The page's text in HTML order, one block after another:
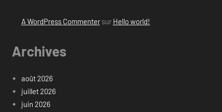
A WordPress Commentersur Hello world!
Archives
août 2026
juillet 2026
juin 2026